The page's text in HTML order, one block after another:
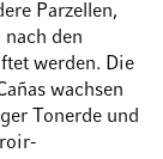
Parzellen,
den
werden. Die
wachsen
Tonerde und